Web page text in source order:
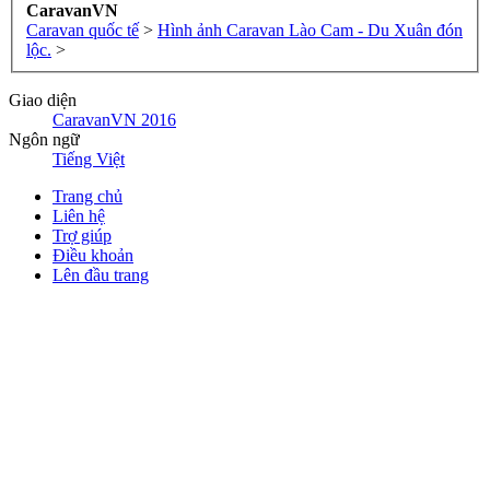
CaravanVN
Caravan quốc tế > Hình ảnh Caravan Lào Cam - Du Xuân đón
lộc. >
Giao diện
CaravanVN 2016
Ngôn ngữ
Tiếng Việt
Trang chủ
Liên hệ
Trợ giúp
Điều khoản
Lên đầu trang